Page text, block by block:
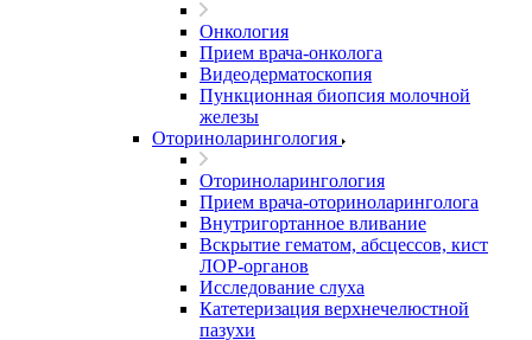
Онкология
Прием врача-онколога
Видеодерматоскопия
Пункционная биопсия молочной
железы
Оториноларингология
Оториноларингология
Прием врача-оториноларинголога
Внутригортанное вливание
Вскрытие гематом, абсцессов, кист
ЛОР-органов
Исследование слуха
Катетеризация верхнечелюстной
пазухи